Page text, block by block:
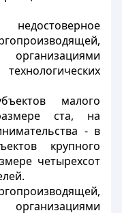
малого
ста, на
- в
крупного
четырехсот